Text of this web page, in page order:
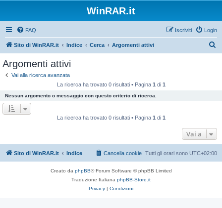
WinRAR.it
FAQ Login
Iscriviti
Sito di WinRAR.it Indice Cerca Argomenti attivi
Argomenti attivi
Vai alla ricerca avanzata
La ricerca ha trovato 0 risultati • Pagina 1 di 1
Nessun argomento o messaggio con questo criterio di ricerca.
La ricerca ha trovato 0 risultati • Pagina 1 di 1
Vai a
Sito di WinRAR.it Indice Tutti gli orari sono UTC+02:00
Cancella cookie
Creato da phpBB® Forum Software © phpBB Limited
Traduzione Italiana phpBB-Store.it
Privacy | Condizioni